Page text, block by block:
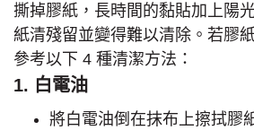
撕掉膠紙，長時間的黏貼加上陽
紙清殘留並變得難以清除。若膠
參考以下 4 種清潔方法：
1. 白電油
將白電油倒在抹布上擦拭膠